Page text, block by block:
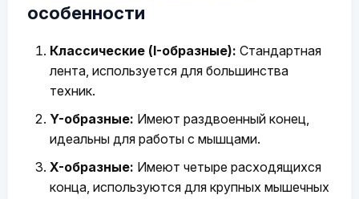
особенности
Классические (I-образные): Стандартная
лента, используется для большинства
техник.
Y-образные: Имеют раздвоенный конец,
идеальны для работы с мышцами.
X-образные: Имеют четыре расходящихся
конца, используются для крупных мышечных